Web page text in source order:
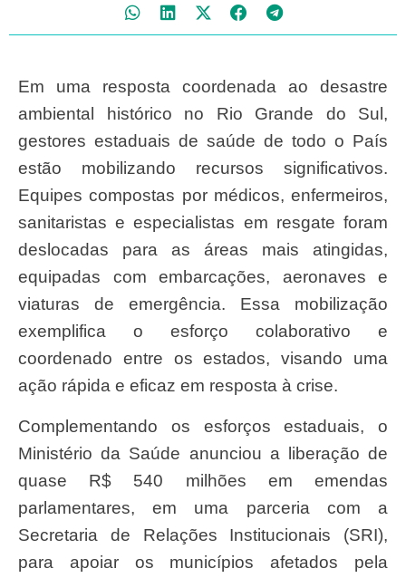
Em uma resposta coordenada ao desastre
ambiental histórico no Rio Grande do Sul,
gestores estaduais de saúde de todo o País
estão mobilizando recursos significativos.
Equipes compostas por médicos, enfermeiros,
sanitaristas e especialistas em resgate foram
deslocadas para as áreas mais atingidas,
equipadas com embarcações, aeronaves e
viaturas de emergência. Essa mobilização
exemplifica o esforço colaborativo e
coordenado entre os estados, visando uma
ação rápida e eficaz em resposta à crise.
Complementando os esforços estaduais, o
Ministério da Saúde anunciou a liberação de
quase R$ 540 milhões em emendas
parlamentares, em uma parceria com a
Secretaria de Relações Institucionais (SRI),
para apoiar os municípios afetados pela